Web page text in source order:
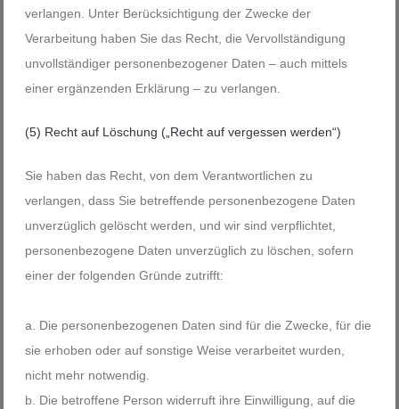
verlangen. Unter Berücksichtigung der Zwecke der
Verarbeitung haben Sie das Recht, die Vervollständigung
unvollständiger personenbezogener Daten – auch mittels
einer ergänzenden Erklärung – zu verlangen.
(5) Recht auf Löschung („Recht auf vergessen werden“)
Sie haben das Recht, von dem Verantwortlichen zu
verlangen, dass Sie betreffende personenbezogene Daten
unverzüglich gelöscht werden, und wir sind verpflichtet,
personenbezogene Daten unverzüglich zu löschen, sofern
einer der folgenden Gründe zutrifft:
Die personenbezogenen Daten sind für die Zwecke, für die
sie erhoben oder auf sonstige Weise verarbeitet wurden,
nicht mehr notwendig.
Die betroffene Person widerruft ihre Einwilligung, auf die